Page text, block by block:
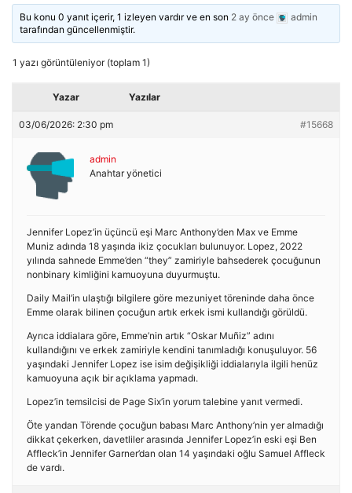
Bu konu 0 yanıt içerir, 1 izleyen vardır ve en son 2 ay önce
admin
tarafından güncellenmiştir.
1 yazı görüntüleniyor (toplam 1)
Yazar Yazılar
03/06/2026: 2:30 pm #15668
admin
Anahtar yönetici
Jennifer Lopez’in üçüncü eşi Marc Anthony’den Max ve Emme
Muniz adında 18 yaşında ikiz çocukları bulunuyor. Lopez, 2022
yılında sahnede Emme’den “they” zamiriyle bahsederek çocuğunun
nonbinary kimliğini kamuoyuna duyurmuştu.
Daily Mail’in ulaştığı bilgilere göre mezuniyet töreninde daha önce
Emme olarak bilinen çocuğun artık erkek ismi kullandığı görüldü.
Ayrıca iddialara göre, Emme’nin artık “Oskar Muñiz” adını
kullandığını ve erkek zamiriyle kendini tanımladığı konuşuluyor. 56
yaşındaki Jennifer Lopez ise isim değişikliği iddialarıyla ilgili henüz
kamuoyuna açık bir açıklama yapmadı.
Lopez’in temsilcisi de Page Six’in yorum talebine yanıt vermedi.
Öte yandan Törende çocuğun babası Marc Anthony’nin yer almadığı
dikkat çekerken, davetliler arasında Jennifer Lopez’in eski eşi Ben
Affleck’in Jennifer Garner’dan olan 14 yaşındaki oğlu Samuel Affleck
de vardı.